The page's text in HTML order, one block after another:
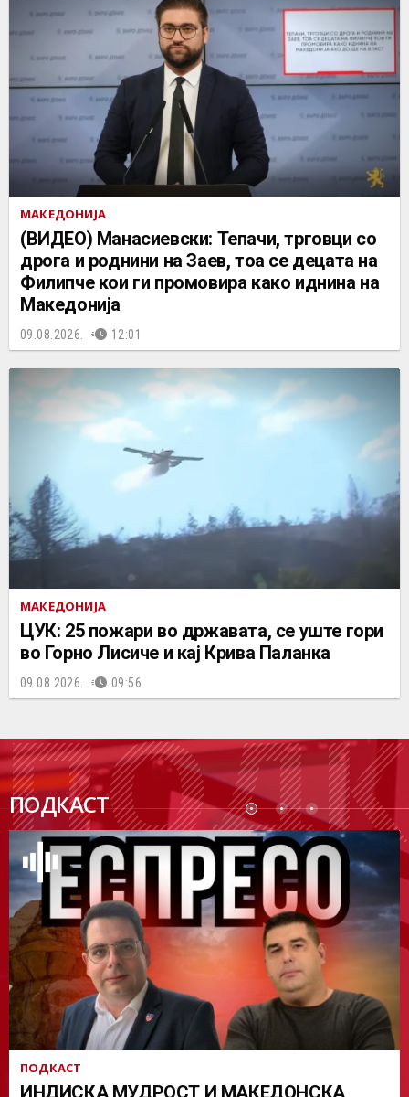
МАКЕДОНИЈА
(ВИДЕО) Манасиевски: Тепачи, трговци со
дрога и роднини на Заев, тоа се децата на
Филипче кои ги промoвира како иднина на
Македонија
09.08.2026. 12:01
МАКЕДОНИЈА
ЦУК: 25 пожари во државата, се уште гори
во Горно Лисиче и кај Крива Паланка
09.08.2026. 09:56
ПОДКАСТ
ПОДК
АСТ
ПОДКАСТ
ИНДИСКА МУДРОСТ И МАКЕДОНСКА